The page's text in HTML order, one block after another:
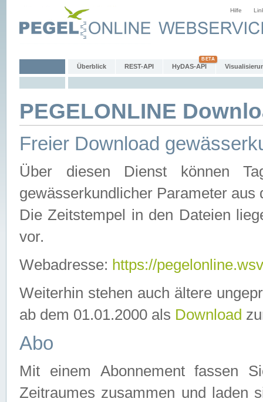
Hilfe
Überblick REST-API HyDAS-API
PEGELONLINE
Freier Download
Über diesen Dienst können
gewässerkundlicher Parameter aus
Die Zeitstempel in den Dateien
vor.
Webadresse: https://
Weiterhin stehen auch ältere
ab dem 01.01.2000 als Download
Abo
Mit einem Abonnement fassen
Zeitraumes zusammen und laden